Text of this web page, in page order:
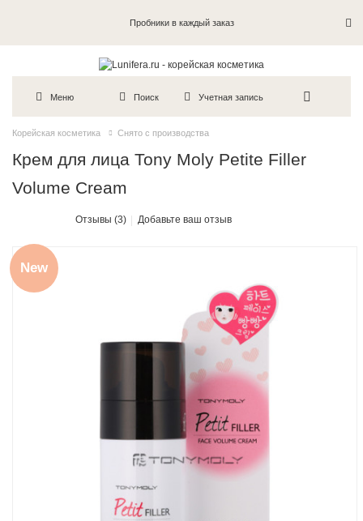
Пробники в каждый заказ
Меню Поиск Учетная запись
Корейская косметика Снято с производства
Крем для лица Tony Moly Petite Filler
Volume Cream
Отзывы (3) Добавьте ваш отзыв
New